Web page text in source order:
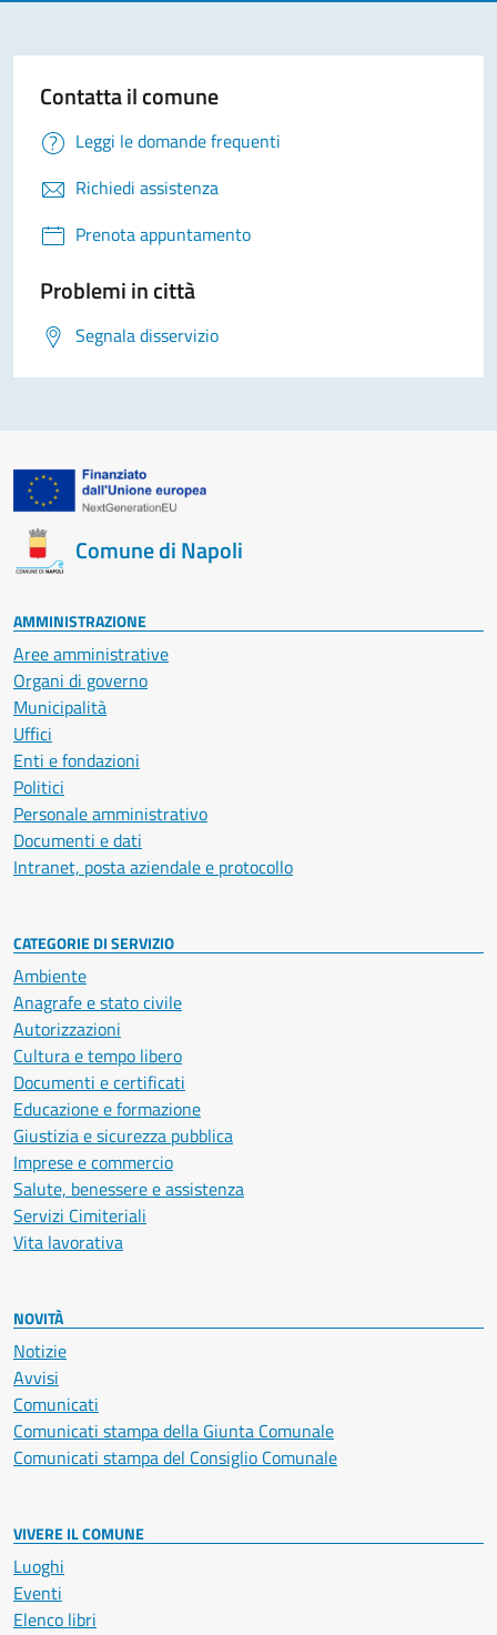
Contatta il comune
Leggi le domande frequenti
Richiedi assistenza
Prenota appuntamento
Problemi in città
Segnala disservizio
Comune di Napoli
AMMINISTRAZIONE
Aree amministrative
Organi di governo
Municipalità
Uffici
Enti e fondazioni
Politici
Personale amministrativo
Documenti e dati
Intranet, posta aziendale e protocollo
CATEGORIE DI SERVIZIO
Ambiente
Anagrafe e stato civile
Autorizzazioni
Cultura e tempo libero
Documenti e certificati
Educazione e formazione
Giustizia e sicurezza pubblica
Imprese e commercio
Salute, benessere e assistenza
Servizi Cimiteriali
Vita lavorativa
NOVITÀ
Notizie
Avvisi
Comunicati
Comunicati stampa della Giunta Comunale
Comunicati stampa del Consiglio Comunale
VIVERE IL COMUNE
Luoghi
Eventi
Elenco libri